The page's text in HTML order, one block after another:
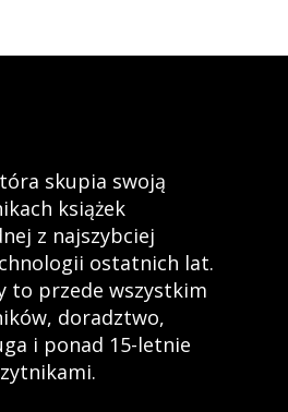
skupia swoją
książek
z najszybciej
ostatnich lat.
to przede wszystkim
doradztwo,
i ponad 15-letnie